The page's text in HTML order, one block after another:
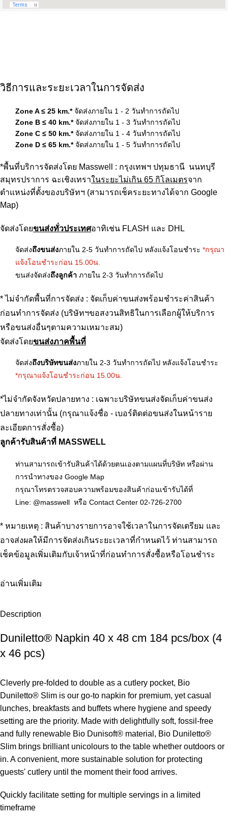
วิธีการและระยะเวลาในการจัดส่ง
Zone A ≤ 25 km.*จัดส่งภายใน 1 - 2 วันทำการถัดไป
Zone B ≤ 40 km.*จัดส่งภายใน 1 - 3 วันทำการถัดไป
Zone C ≤ 50 km.*จัดส่งภายใน 1 - 4 วันทำการถัดไป
Zone D ≤ 65 km.*จัดส่งภายใน 1 - 5 วันทำการถัดไป
*พื้นที่บริการจัดส่งโดย Masswell : กรุงเทพฯ ปทุมธานี นนทบุรี
สมุทรปราการ ฉะเชิงเทราในระยะไม่เกิน 65 กิโลเมตรจาก
ตำแหน่งที่ตั้งของบริษัทฯ (สามารถเช็คระยะทางได้จาก Google
Map)
จัดส่งโดยขนส่งทั่วประเทศอาทิเช่น FLASH และ DHL
จัดส่งถึงขนส่งภายใน 2-5 วันทำการถัดไป หลังแจ้งโอนชำระ *กรุณา
แจ้งโอนชำระก่อน 15.00น.
ขนส่งจัดส่งถึงลูกค้า ภายใน 2-3 วันทำการถัดไป
* ไม่จำกัดพื้นที่การจัดส่ง : จัดเก็บค่าขนส่งพร้อมชำระค่าสินค้า
ก่อนทำการจัดส่ง (บริษัทฯขอสงวนสิทธิในการเลือกผู้ให้บริการ
หรือขนส่งอื่นๆตามความเหมาะสม)
จัดส่งโดยขนส่งภาคพื้นที่
จัดส่งถึงบริษัทขนส่งภายใน 2-3 วันทำการถัดไป หลังแจ้งโอนชำระ
*กรุณาแจ้งโอนชำระก่อน 15.00น.
*ไม่จำกัดจังหวัดปลายทาง : เฉพาะบริษัทขนส่งจัดเก็บค่าขนส่ง
ปลายทางเท่านั้น (กรุณาแจ้งชื่อ - เบอร์ติดต่อขนส่งในหน้าราย
ละเอียดการสั่งซื้อ)
ลูกค้ารับสินค้าที่ MASSWELL
ท่านสามารถเข้ารับสินค้าได้ด้วยตนเองตามแผนที่บริษัท หรือผ่าน
การนำทางของ Google Map
กรุณาโทรตรวจสอบความพร้อมของสินค้าก่อนเข้ารับได้ที่
Line: @masswell หรือ Contact Center 02-726-2700
* หมายเหตุ : สินค้าบางรายการอาจใช้เวลาในการจัดเตรียม และ
อาจส่งผลให้มีการจัดส่งเกินระยะเวลาที่กำหนดไว้ ท่านสามารถ
เช็คข้อมูลเพิ่มเติมกับเจ้าหน้าที่ก่อนทำการสั่งซื้อหรือโอนชำระ
อ่านเพิ่มเติม
Description
Duniletto® Napkin 40 x 48 cm 184 pcs/box (4
x 46 pcs)
Cleverly pre-folded to double as a cutlery pocket, Bio
Duniletto® Slim is our go-to napkin for premium, yet casual
lunches, breakfasts and buffets where hygiene and speedy
setting are the priority. Made with delightfully soft, fossil-free
and fully renewable Bio Dunisoft® material, Bio Duniletto®
Slim brings brilliant unicolours to the table whether outdoors or
in. A convenient, more sustainable solution for protecting
guests' cutlery until the moment their food arrives.
Quickly facilitate setting for multiple servings in a limited
timeframe